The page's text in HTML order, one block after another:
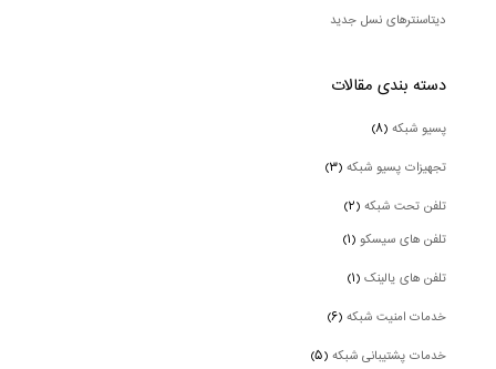
دیتاسنترهای نسل جدید
دسته بندی‌ مقالات
پسیو شبکه(۸)
تجهیزات پسیو شبکه(۳)
تلفن تحت شبکه(۲)
تلفن های سیسکو(۱)
تلفن های یالینک(۱)
خدمات امنیت شبکه(۶)
خدمات پشتیبانی شبکه(۵)